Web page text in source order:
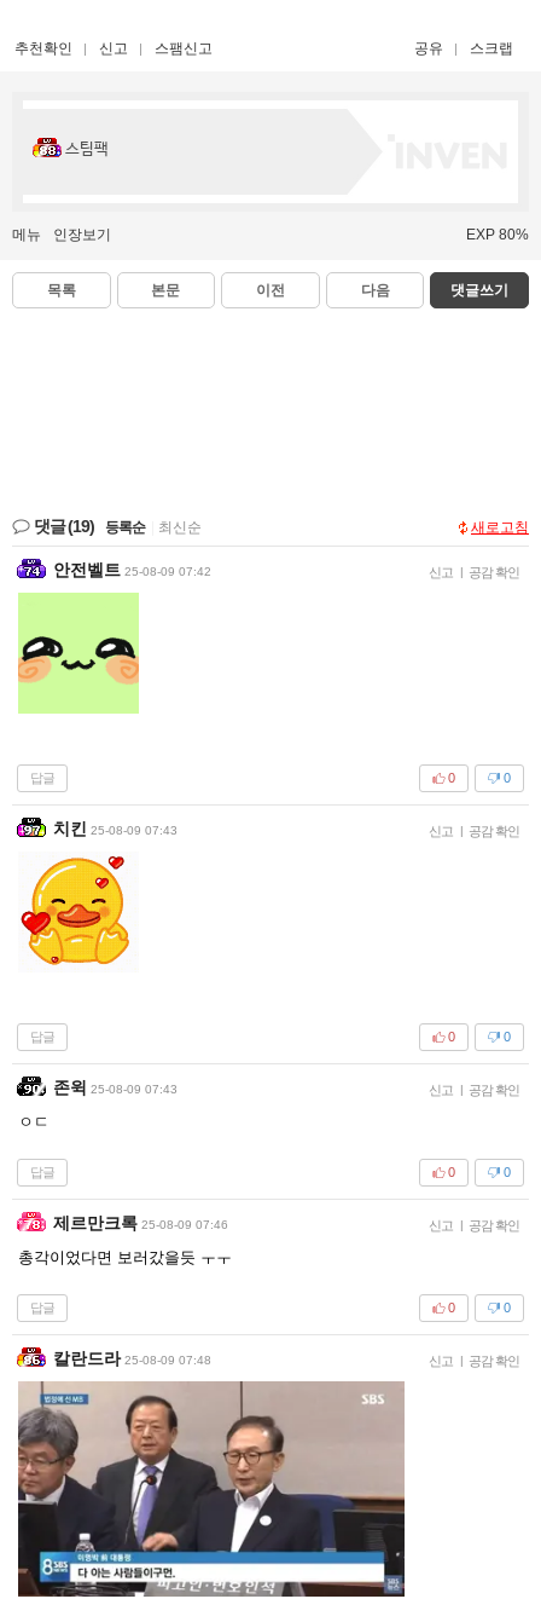
추천확인 신고 스팸신고 공유 스크랩
스팀팩
메뉴 인장보기 EXP 80%
목록 본문 이전 다음 댓글쓰기
댓글(19) 등록순 최신순 새로고침
안전벨트 25-08-09 07:42 신고 | 공감 확인
답글 0
0
치킨 25-08-09 07:43 신고 | 공감 확인
답글 0
0
존윅 25-08-09 07:43 신고 | 공감 확인
ㅇㄷ
답글 0
0
제르만크록 25-08-09 07:46 신고 | 공감 확인
총각이었다면 보러갔을듯 ㅜㅜ
답글 0
0
칼란드라 25-08-09 07:48 신고 | 공감 확인